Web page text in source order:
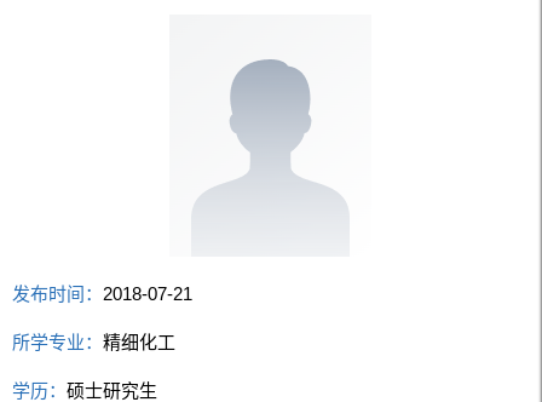
发布时间： 2018-07-21
所学专业：精细化工
学历：硕士研究生